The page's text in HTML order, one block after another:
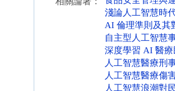
淺論人工智慧時
AI 倫理準則及其
自主型人工智慧
深度學習 AI 醫
人工智慧醫療刑
人工智慧醫療傷
人工智慧浪潮對